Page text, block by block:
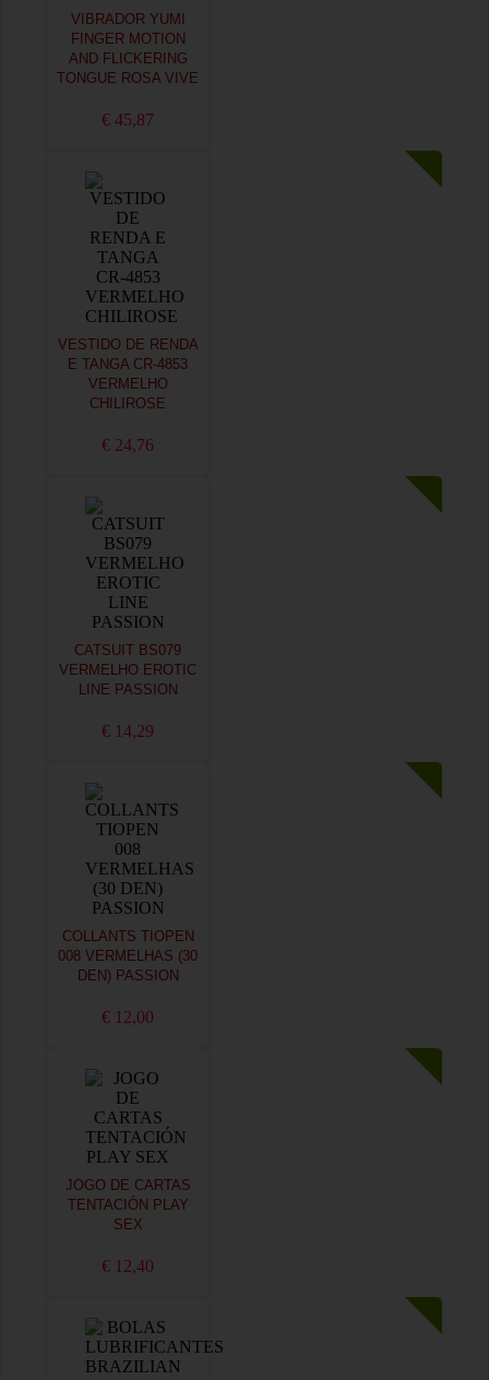
VIBRADOR YUMI
FINGER MOTION
AND FLICKERING
TONGUE ROSA VIVE
€ 45,87
VESTIDO DE RENDA
E TANGA CR-4853
VERMELHO
CHILIROSE
€ 24,76
CATSUIT BS079
VERMELHO EROTIC
LINE PASSION
€ 14,29
COLLANTS TIOPEN
008 VERMELHAS (30
DEN) PASSION
€ 12,00
JOGO DE CARTAS
TENTACIÓN PLAY
SEX
€ 12,40